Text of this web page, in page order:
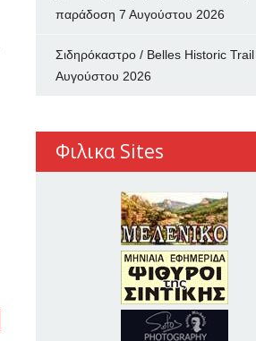
παράδοση 7 Αυγούστου 2026
Σιδηρόκαστρο / Belles Historic Trail
Αυγούστου 2026
Φιλικα Sites